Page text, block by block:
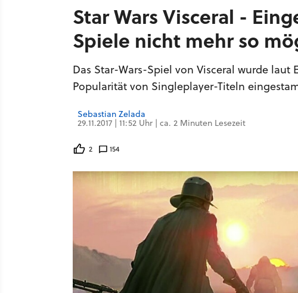
Star Wars Visceral -
Spiele nicht mehr so
Das Star-Wars-Spiel von Visceral wurde laut
Popularität von Singleplayer-Titeln
Sebastian Zelada
29.11.2017 | 11:52 Uhr | ca. 2 Minuten Lesezeit
2 154